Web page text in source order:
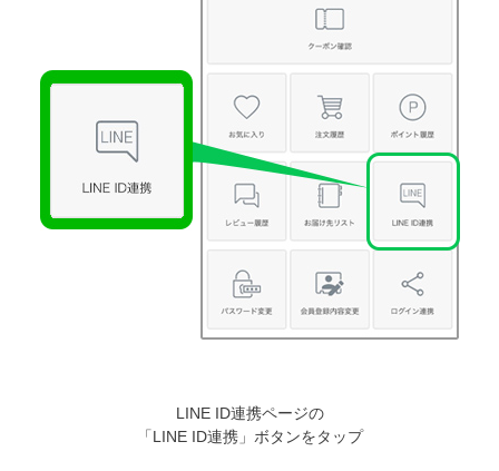
LINE ID連携ページの
「LINE ID連携」ボタンをタップ